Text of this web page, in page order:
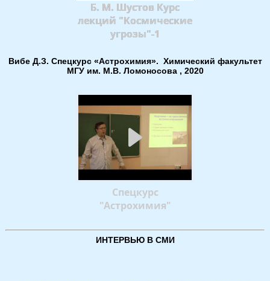
Б. М. Шустов Курс
лекций "Космические
угрозы"-1
Вибе Д.З. Спецкурс «Астрохимия». Химический факультет
МГУ им. М.В. Ломоносова , 2020
Спецкурс
"Астрохимия"
ИНТЕРВЬЮ В СМИ